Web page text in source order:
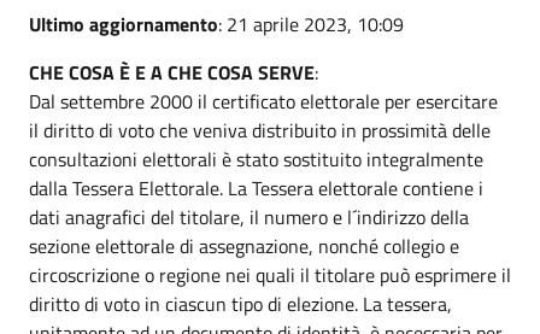
Ultimo aggiornamento: 21 aprile 2023, 10:09
CHE COSA È E A CHE COSA SERVE:
Dal settembre 2000 il certificato elettorale per esercitare
il diritto di voto che veniva distribuito in prossimità delle
consultazioni elettorali è stato sostituito integralmente
dalla Tessera Elettorale. La Tessera elettorale contiene i
dati anagrafici del titolare, il numero e l´indirizzo della
sezione elettorale di assegnazione, nonché collegio e
circoscrizione o regione nei quali il titolare può esprimere il
diritto di voto in ciascun tipo di elezione. La tessera,